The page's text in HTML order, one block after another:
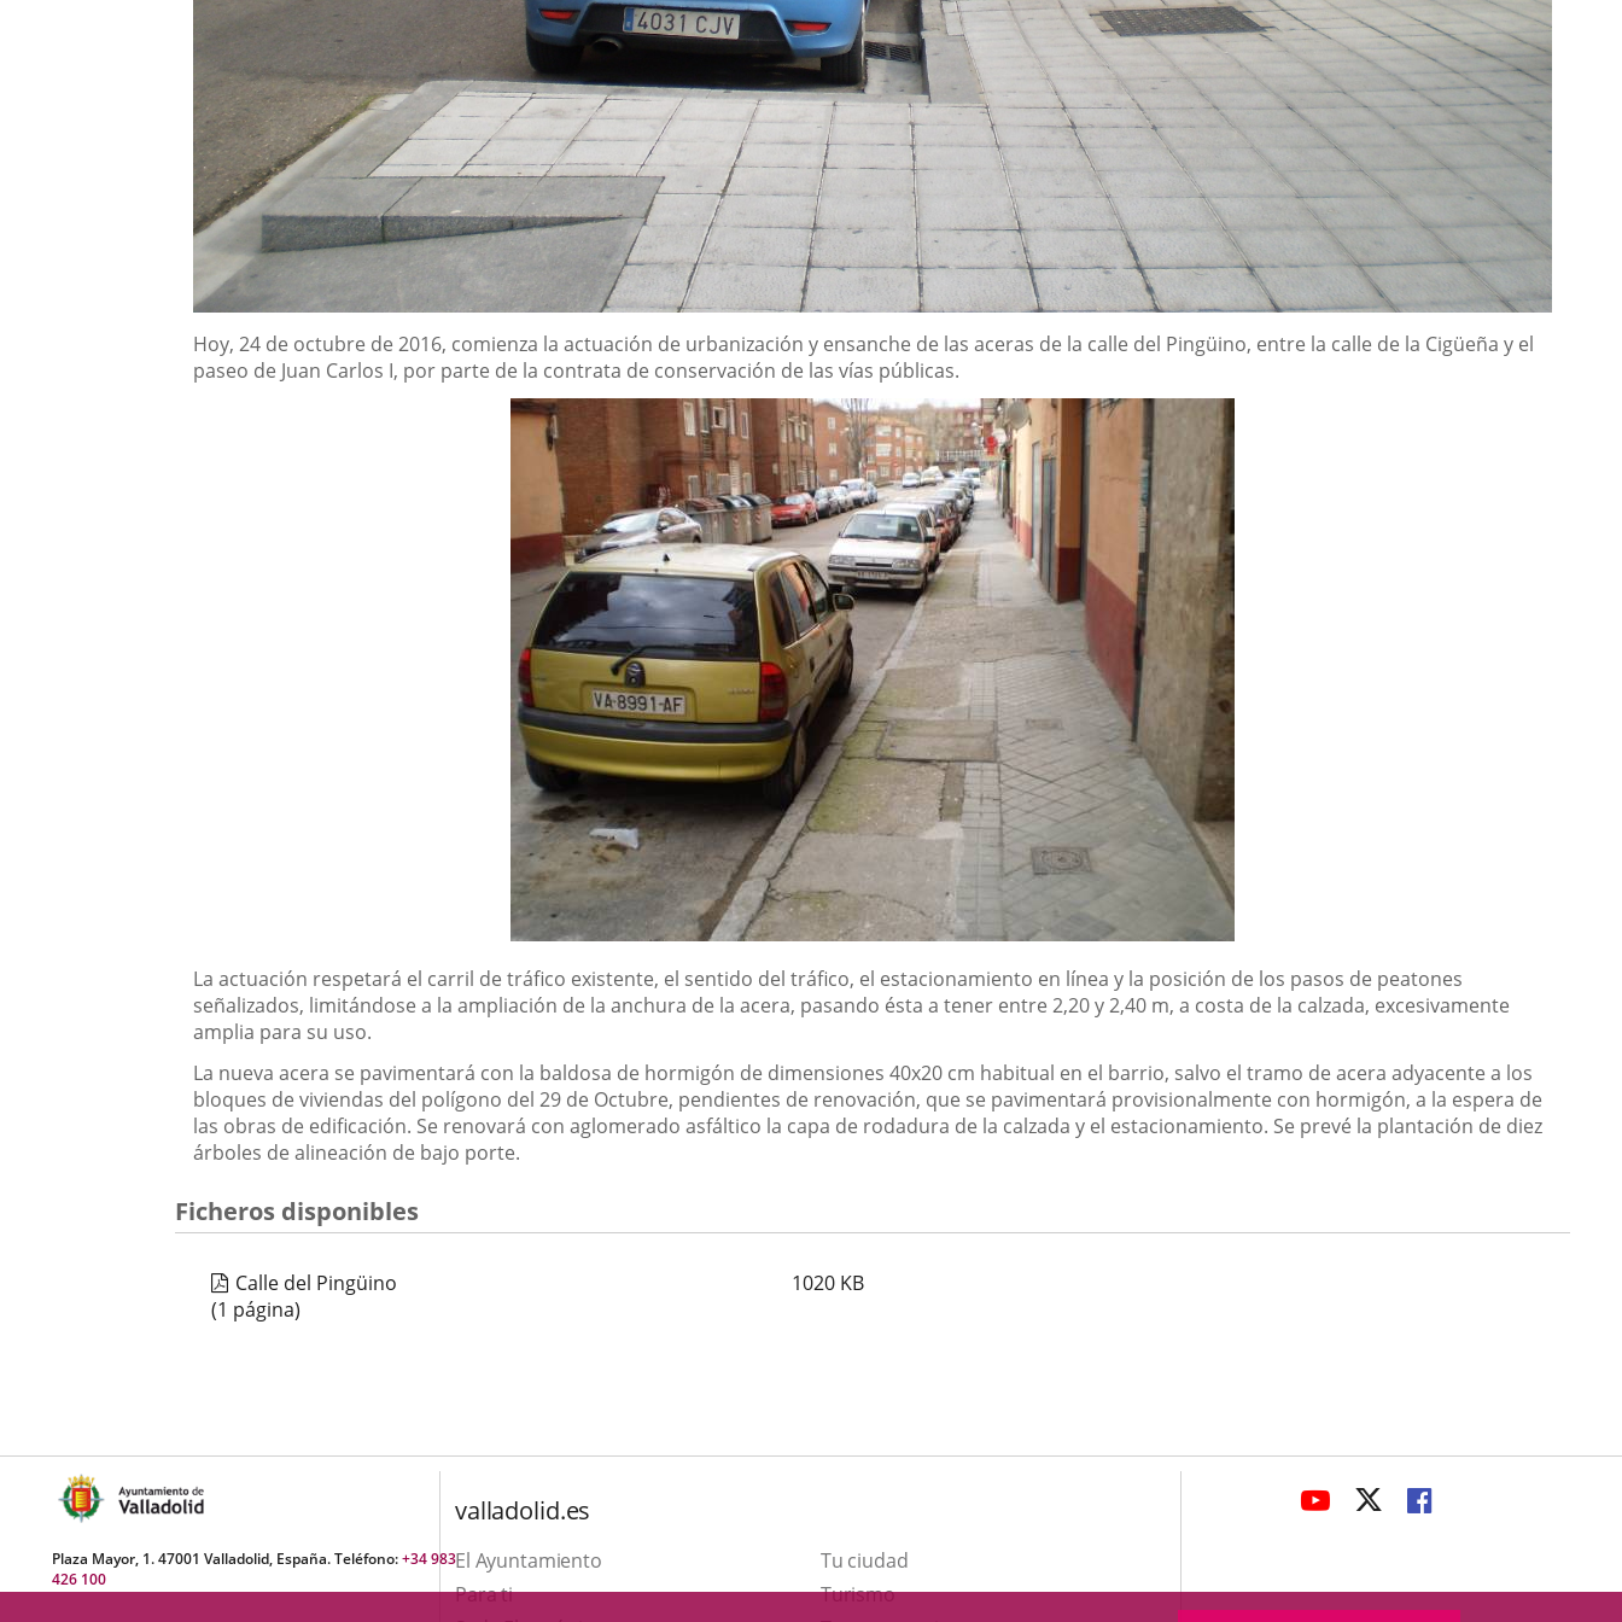
Descripción
Hoy, 24 de octubre de 2016, comienza la actuación de urbanización y ensanche de las aceras de la calle del Pingüino, entre la calle de la Cigüeña y el
paseo de Juan Carlos I, por parte de la contrata de conservación de las vías públicas.
La actuación respetará el carril de tráfico existente, el sentido del tráfico, el estacionamiento en línea y la posición de los pasos de peatones
señalizados, limitándose a la ampliación de la anchura de la acera, pasando ésta a tener entre 2,20 y 2,40 m, a costa de la calzada, excesivamente
amplia para su uso.
La nueva acera se pavimentará con la baldosa de hormigón de dimensiones 40x20 cm habitual en el barrio, salvo el tramo de acera adyacente a los
bloques de viviendas del polígono del 29 de Octubre, pendientes de renovación, que se pavimentará provisionalmente con hormigón, a la espera de
las obras de edificación. Se renovará con aglomerado asfáltico la capa de rodadura de la calzada y el estacionamiento. Se prevé la plantación de diez
árboles de alineación de bajo porte.
Ficheros disponibles
Calle del Pingüino 1020 KB
(1 página)
Plaza Mayor, 1. 47001 Valladolid, España. Teléfono:+34 983
426 100
valladolid.es
El Ayuntamiento
Tu ciudad
Para ti
TurismoEste
ENLACE
APLICACIÓN
ENLACE
APLICACIÓN
ENLACE
APLICACIÓN